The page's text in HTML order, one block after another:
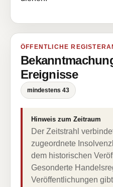
ÖFFENTLICHE
Ereignisse
mindestens 43
Hinweis zum Zeitraum
Der Zeitstrahl
zugeordnete
dem historischen
Gesonderte
Veröffentlichungen